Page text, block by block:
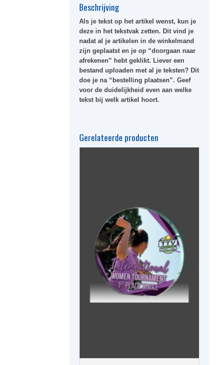
Beschrijving
Als je tekst op het artikel wenst, kun je
deze in het tekstvak zetten. Dit vind je
nadat al je artikelen in de winkelmand
zijn geplaatst en je op “doorgaan naar
afrekenen” hebt geklikt. Liever een
bestand uploaden met al je teksten? Dit
doe je na “bestelling plaatsen”. Geef
voor de duidelijkheid even aan welke
tekst bij welk artikel hoort.
Gerelateerde producten